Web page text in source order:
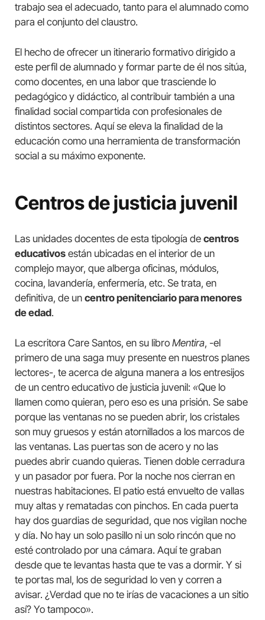
trabajo sea el adecuado, tanto para el alumnado como
para el conjunto del claustro.
El hecho de ofrecer un itinerario formativo dirigido a
este perfil de alumnado y formar parte de él nos sitúa,
como docentes, en una labor que trasciende lo
pedagógico y didáctico, al contribuir también a una
finalidad social compartida con profesionales de
distintos sectores. Aquí se eleva la finalidad de la
educación como una herramienta de transformación
social a su máximo exponente.
Centros de justicia juvenil
Las unidades docentes de esta tipología de centros
educativos están ubicadas en el interior de un
complejo mayor, que alberga oficinas, módulos,
cocina, lavandería, enfermería, etc. Se trata, en
definitiva, de un centro penitenciario para menores
de edad.
La escritora Care Santos, en su libro Mentira, -el
primero de una saga muy presente en nuestros planes
lectores-, te acerca de alguna manera a los entresijos
de un centro educativo de justicia juvenil: «Que lo
llamen como quieran, pero eso es una prisión. Se sabe
porque las ventanas no se pueden abrir, los cristales
son muy gruesos y están atornillados a los marcos de
las ventanas. Las puertas son de acero y no las
puedes abrir cuando quieras. Tienen doble cerradura
y un pasador por fuera. Por la noche nos cierran en
nuestras habitaciones. El patio está envuelto de vallas
muy altas y rematadas con pinchos. En cada puerta
hay dos guardias de seguridad, que nos vigilan noche
y día. No hay un solo pasillo ni un solo rincón que no
esté controlado por una cámara. Aquí te graban
desde que te levantas hasta que te vas a dormir. Y si
te portas mal, los de seguridad lo ven y corren a
avisar. ¿Verdad que no te irías de vacaciones a un sitio
así? Yo tampoco».